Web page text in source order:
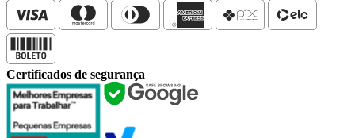
Certificados de segurança